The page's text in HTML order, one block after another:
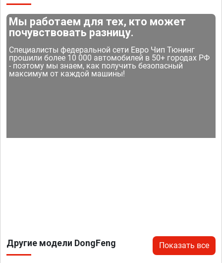
Мы работаем для тех, кто может
почувствовать разницу.
Специалисты федеральной сети Евро Чип Тюнинг
прошили более 10 000 автомобилей в 50+ городах РФ
- поэтому мы знаем, как получить безопасный
максимум от каждой машины!
Другие модели DongFeng Показать все